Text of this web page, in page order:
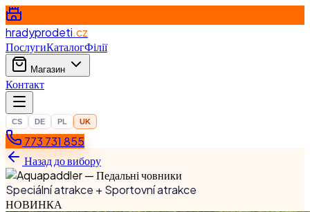
hradyprodeti.cz
ПослугиКаталогФілії
Магазин
Контакт
CS DE PL UK
773 731 855
Назад до вибору
Speciální atrakce + Sportovní atrakce
НОВИНКА